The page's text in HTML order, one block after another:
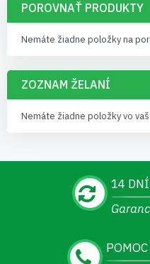
POROVNAŤ PRODUKTY
Nemáte žiadne položky na
ZOZNAM ŽELANÍ
Nemáte žiadne položky vo
14
POMOC